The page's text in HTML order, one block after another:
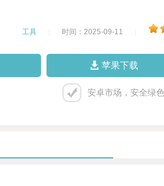
工具 时间：2025-09-11
苹果下载
安卓市场，安全绿色